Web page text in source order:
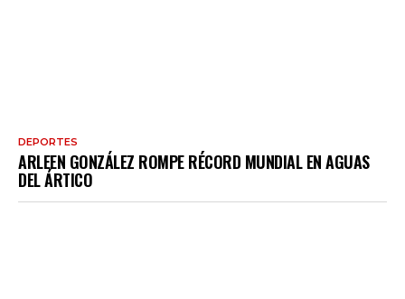
DEPORTES
ARLEEN GONZÁLEZ ROMPE RÉCORD MUNDIAL EN AGUAS
DEL ÁRTICO